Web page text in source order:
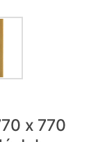
x 770